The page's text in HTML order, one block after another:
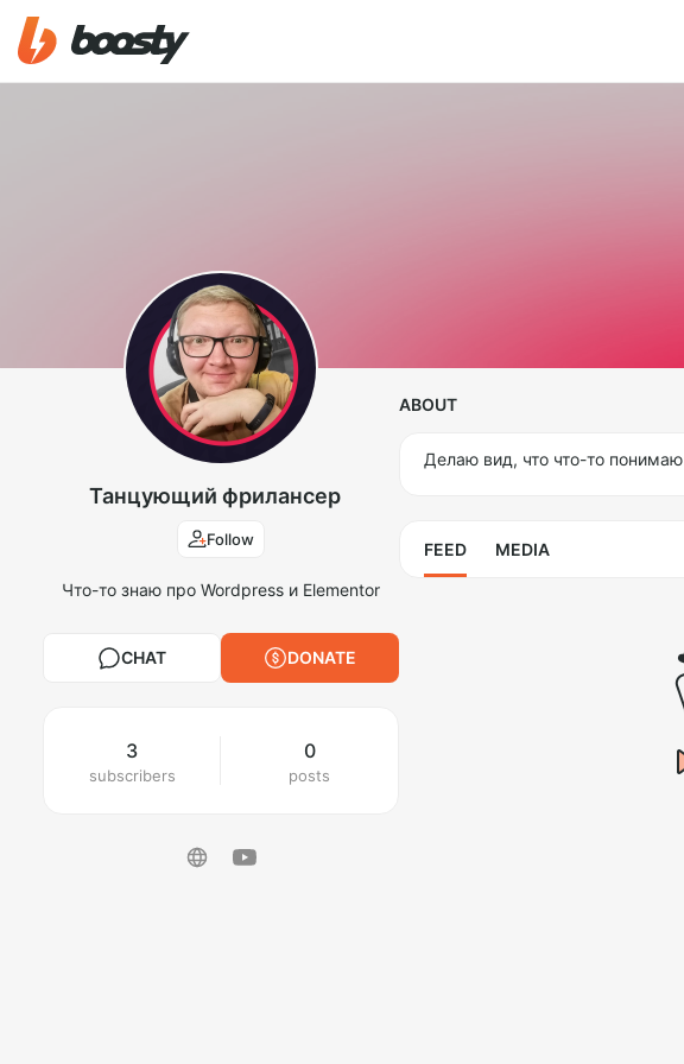
Танцующий фрилансер
Follow
Что-то знаю про Wordpress и Elementor
CHAT DONATE
3
subscribers
0
posts
ABOUT
Делаю вид, что что-то понимаю
FEED MEDIA